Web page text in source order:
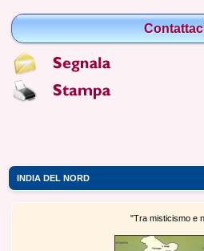
INDIA DEL NORD
"Tra misticismo e